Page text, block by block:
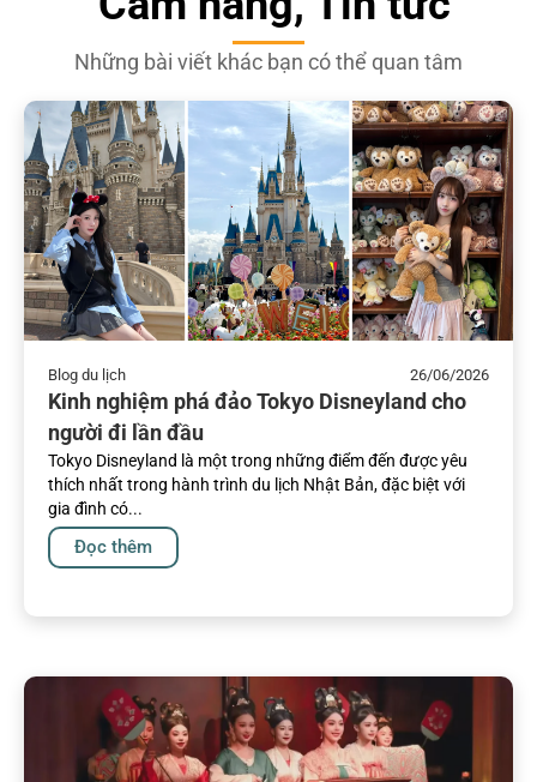
Những bài viết khác bạn có thể quan tâm
Blog du lịch 26/06/2026
Kinh nghiệm phá đảo Tokyo Disneyland cho
người đi lần đầu
Tokyo Disneyland là một trong những điểm đến được yêu
thích nhất trong hành trình du lịch Nhật Bản, đặc biệt với
gia đình có...
Đọc thêm